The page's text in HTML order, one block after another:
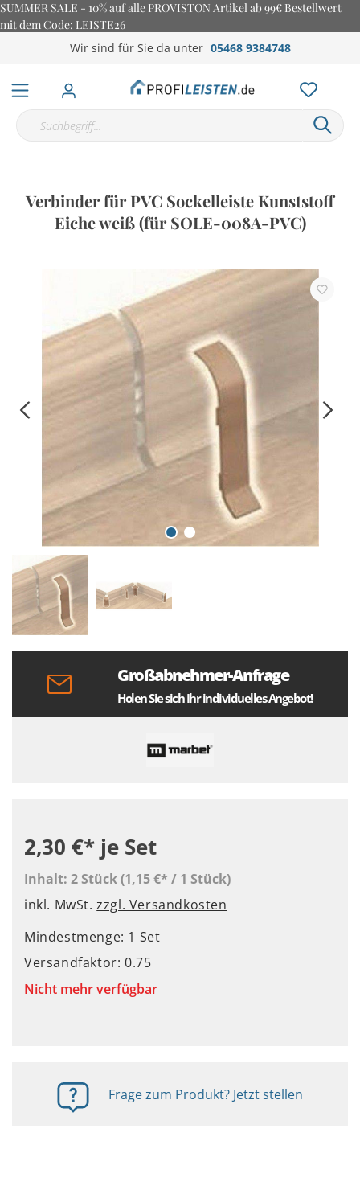
SUMMER SALE - 10% auf alle PROVISTON Artikel ab 99€ Bestellwert
mit dem Code: LEISTE26
Wir sind für Sie da unter 05468 9384748
Verbinder für PVC Sockelleiste Kunststoff
Eiche weiß (für SOLE-008A-PVC)
Großabnehmer-Anfrage
Holen Sie sich Ihr individuelles Angebot!
2,30 €* je Set
Inhalt: 2 Stück(1,15 €* / 1 Stück)
inkl. MwSt.zzgl. Versandkosten
Mindestmenge: 1 Set
Versandfaktor: 0.75
Nicht mehr verfügbar
Frage zum Produkt? Jetzt stellen